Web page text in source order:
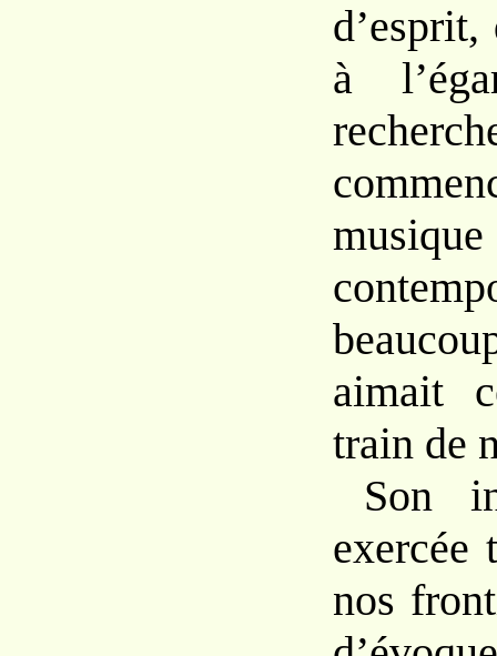
à
musique
aimait
train de
Son
exercée
nos